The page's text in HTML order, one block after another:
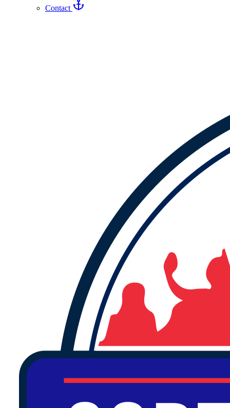
Contact